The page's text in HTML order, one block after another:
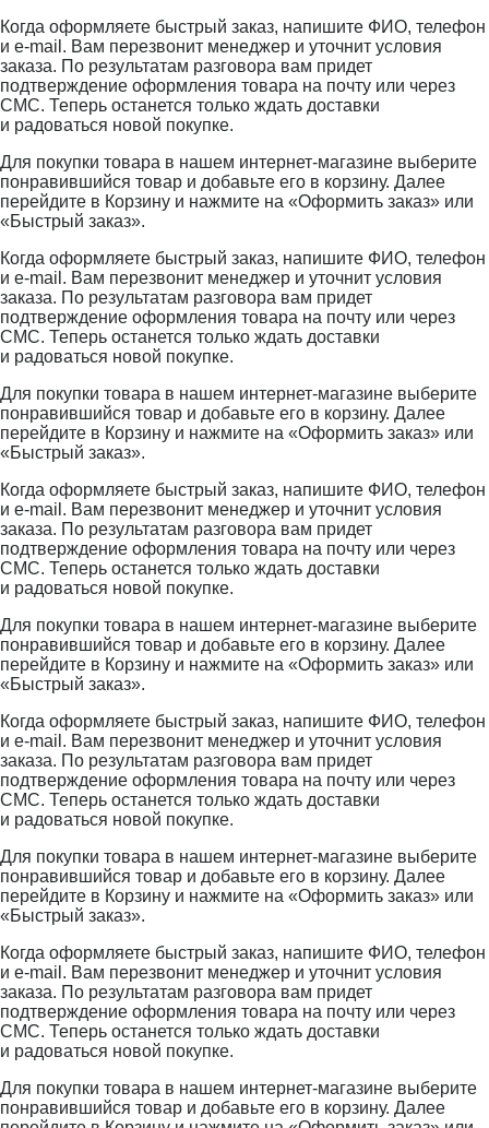
Когда оформляете быстрый заказ, напишите ФИО, телефон
и e-mail. Вам перезвонит менеджер и уточнит условия
заказа. По результатам разговора вам придет
подтверждение оформления товара на почту или через
СМС. Теперь останется только ждать доставки
и радоваться новой покупке.
Для покупки товара в нашем интернет-магазине выберите
понравившийся товар и добавьте его в корзину. Далее
перейдите в Корзину и нажмите на «Оформить заказ» или
«Быстрый заказ».
Когда оформляете быстрый заказ, напишите ФИО, телефон
и e-mail. Вам перезвонит менеджер и уточнит условия
заказа. По результатам разговора вам придет
подтверждение оформления товара на почту или через
СМС. Теперь останется только ждать доставки
и радоваться новой покупке.
Для покупки товара в нашем интернет-магазине выберите
понравившийся товар и добавьте его в корзину. Далее
перейдите в Корзину и нажмите на «Оформить заказ» или
«Быстрый заказ».
Когда оформляете быстрый заказ, напишите ФИО, телефон
и e-mail. Вам перезвонит менеджер и уточнит условия
заказа. По результатам разговора вам придет
подтверждение оформления товара на почту или через
СМС. Теперь останется только ждать доставки
и радоваться новой покупке.
Для покупки товара в нашем интернет-магазине выберите
понравившийся товар и добавьте его в корзину. Далее
перейдите в Корзину и нажмите на «Оформить заказ» или
«Быстрый заказ».
Когда оформляете быстрый заказ, напишите ФИО, телефон
и e-mail. Вам перезвонит менеджер и уточнит условия
заказа. По результатам разговора вам придет
подтверждение оформления товара на почту или через
СМС. Теперь останется только ждать доставки
и радоваться новой покупке.
Для покупки товара в нашем интернет-магазине выберите
понравившийся товар и добавьте его в корзину. Далее
перейдите в Корзину и нажмите на «Оформить заказ» или
«Быстрый заказ».
Когда оформляете быстрый заказ, напишите ФИО, телефон
и e-mail. Вам перезвонит менеджер и уточнит условия
заказа. По результатам разговора вам придет
подтверждение оформления товара на почту или через
СМС. Теперь останется только ждать доставки
и радоваться новой покупке.
Для покупки товара в нашем интернет-магазине выберите
понравившийся товар и добавьте его в корзину. Далее